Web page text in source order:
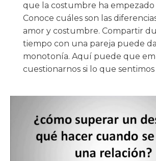
que la costumbre ha empezado
Conoce cuáles son las
amor y costumbre. Compartir
tiempo con una pareja puede
monotonía. Aquí puede que
cuestionarnos si lo que sentimos